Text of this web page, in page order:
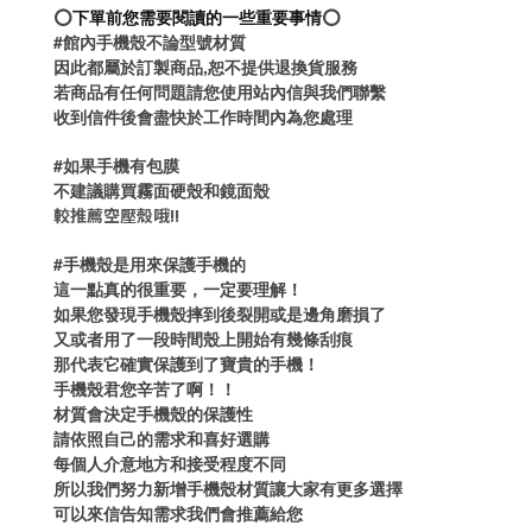
⭕️下單前您需要閱讀的一些重要事情⭕️
#館內手機殼不論型號材質
因此都屬於訂製商品,恕不提供退換貨服務
若商品有任何問題請您使用站內信與我們聯繫
收到信件後會盡快於工作時間內為您處理
#如果手機有包膜
不建議購買霧面硬殼和鏡面殼
較推薦空壓殼哦!!
#手機殼是用來保護手機的
這一點真的很重要，一定要理解！
如果您發現手機殼摔到後裂開或是邊角磨損了
又或者用了一段時間殼上開始有幾條刮痕
那代表它確實保護到了寶貴的手機！
手機殼君您辛苦了啊！！
材質會決定手機殼的保護性
請依照自己的需求和喜好選購
每個人介意地方和接受程度不同
所以我們努力新增手機殼材質讓大家有更多選擇
可以來信告知需求我們會推薦給您